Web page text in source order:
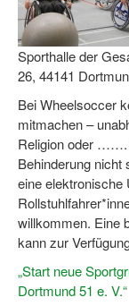
Projekte
Open Sports
Dortmund
Mädchen in
Sporthalle der
26, 44141
Bei Wheelsoccer
mitmachen –
Religion oder …….
Behinderung nicht
eine elektronische
willkommen. Eine
kann zur
„Start neue
Dortmund 51 e. V.“